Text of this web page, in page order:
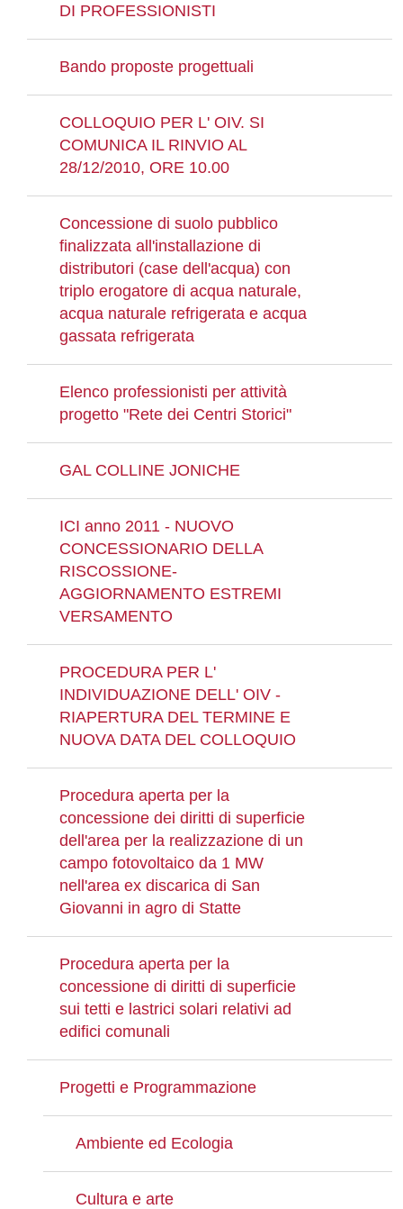
DI PROFESSIONISTI
Bando proposte progettuali
COLLOQUIO PER L' OIV. SI
COMUNICA IL RINVIO AL
28/12/2010, ORE 10.00
Concessione di suolo pubblico
finalizzata all'installazione di
distributori (case dell'acqua) con
triplo erogatore di acqua naturale,
acqua naturale refrigerata e acqua
gassata refrigerata
Elenco professionisti per attività
progetto "Rete dei Centri Storici"
GAL COLLINE JONICHE
ICI anno 2011 - NUOVO
CONCESSIONARIO DELLA
RISCOSSIONE-
AGGIORNAMENTO ESTREMI
VERSAMENTO
PROCEDURA PER L'
INDIVIDUAZIONE DELL' OIV -
RIAPERTURA DEL TERMINE E
NUOVA DATA DEL COLLOQUIO
Procedura aperta per la
concessione dei diritti di superficie
dell'area per la realizzazione di un
campo fotovoltaico da 1 MW
nell'area ex discarica di San
Giovanni in agro di Statte
Procedura aperta per la
concessione di diritti di superficie
sui tetti e lastrici solari relativi ad
edifici comunali
Progetti e Programmazione
Ambiente ed Ecologia
Cultura e arte